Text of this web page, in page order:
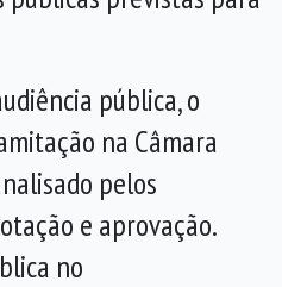
pública, o
na Câmara
pelos
e aprovação.
no